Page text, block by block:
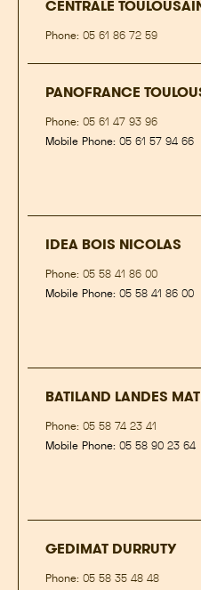
CENTRALE
Phone: 05 61 86 72 59
PANOFRANCE
Phone: 05 61 47 93 96
Mobile Phone: 05 61 57 94 66
IDEA BOIS NICOLAS
Phone: 05 58 41 86 00
Mobile Phone: 05 58 41 86 00
BATILAND LANDES
Phone: 05 58 74 23 41
Mobile Phone: 05 58 90 23 64
GEDIMAT DURRUTY
Phone: 05 58 35 48 48